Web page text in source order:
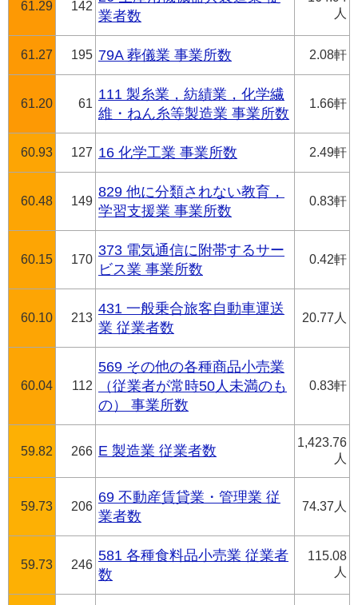
61.29 142
業者数
人
61.27 195 79A 葬儀業 事業所数 2.08軒
61.20 61
111 製糸業，紡績業，化学繊
維・ねん糸等製造業 事業所数
1.66軒
60.93 127 16 化学工業 事業所数 2.49軒
60.48 149
829 他に分類されない教育，
学習支援業 事業所数
0.83軒
60.15 170
373 電気通信に附帯するサー
ビス業 事業所数
0.42軒
60.10 213
431 一般乗合旅客自動車運送
業 従業者数
20.77人
60.04 112
569 その他の各種商品小売業
（従業者が常時50人未満のも
の） 事業所数
0.83軒
59.82 266 E 製造業 従業者数
1,423.76
人
59.73 206
69 不動産賃貸業・管理業 従
業者数
74.37人
59.73 246
581 各種食料品小売業 従業者
数
115.08
人